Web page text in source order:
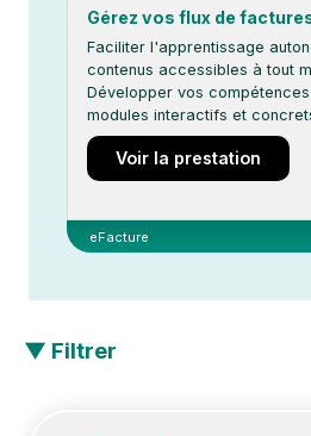
Gérez vos flux de
Faciliter l'apprentissage
contenus accessibles à tout
Développer vos
modules interactifs et
Voir la prestation
eFacture
▼ Filtrer